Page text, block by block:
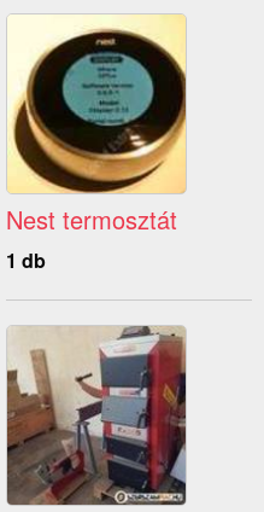
Nest termosztát
1 db